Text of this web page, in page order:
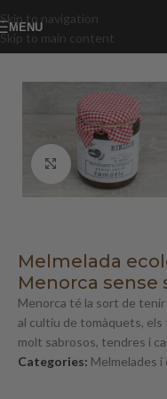
Skip to navigation
Skip to main content
MENU
Inici Productes de Menorca
Click to enlarge
Melmelada
Menorca sense
Menorca té la sort de
al cultiu de tomàquets, els
molt sabrosos, tendres i
Categories: Melmelades i